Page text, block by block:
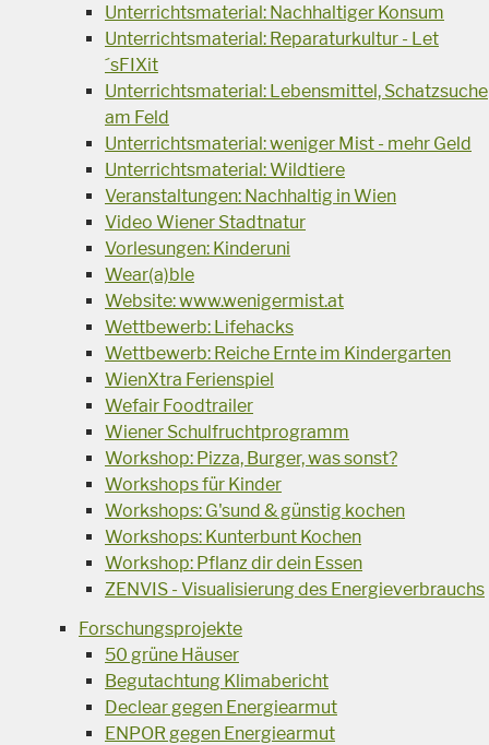
Unterrichtsmaterial: Nachhaltiger Konsum
Unterrichtsmaterial: Reparaturkultur - Let
´sFIXit
Unterrichtsmaterial: Lebensmittel, Schatzsuche
am Feld
Unterrichtsmaterial: weniger Mist - mehr Geld
Unterrichtsmaterial: Wildtiere
Veranstaltungen: Nachhaltig in Wien
Video Wiener Stadtnatur
Vorlesungen: Kinderuni
Wear(a)ble
Website: www.wenigermist.at
Wettbewerb: Lifehacks
Wettbewerb: Reiche Ernte im Kindergarten
WienXtra Ferienspiel
Wefair Foodtrailer
Wiener Schulfruchtprogramm
Workshop: Pizza, Burger, was sonst?
Workshops für Kinder
Workshops: G'sund & günstig kochen
Workshops: Kunterbunt Kochen
Workshop: Pflanz dir dein Essen
ZENVIS - Visualisierung des Energieverbrauchs
Forschungsprojekte
50 grüne Häuser
Begutachtung Klimabericht
Declear gegen Energiearmut
ENPOR gegen Energiearmut